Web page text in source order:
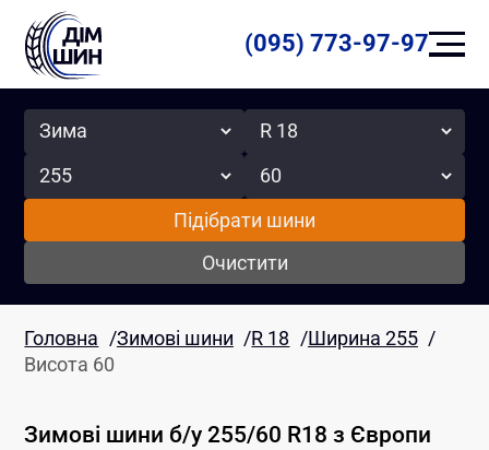
(095) 773-97-97
Сезон Радіус
Ширина Висота
Підібрати шини
Очистити
Головна /Зимові шини /R 18 /Ширина 255 /
Висота 60
Зимові шини б/у 255/60 R18 з Європи